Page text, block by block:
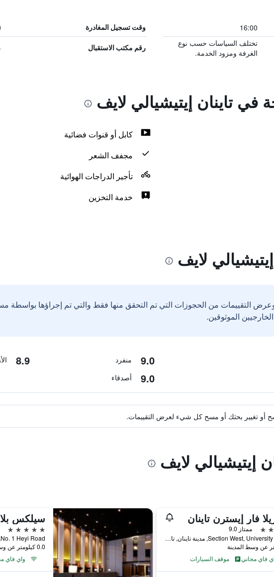
16:00 وقت تسجيل المغادرة
تختلف السياسات حسب نوع
الغرفة ومزود الخدمة.
رقم مكتب الاستقبال 645
في تاينان إيتيشيالي لايف
كابل أو قنوات فضائية
مجفف الشعر
تأجير الدراجات الهوائية
خدمة التخزين
لايف
التقييمات من الحجوزات التي تم التحقق منها فقط والتي تم إجراؤها بواسطة
9.0 منفرد 8.9
9.0 أصدقاء
أو تغيير بحثك أو مسح كل شيء لعرض التقييمات.
إيتيشيالي لايف
فار إيسترن تاينان
ممتاز 9.0
89 Section West, University Road, مدينة تاينان, تايوان
فاي مجاني
موقف السيارات
سيلكس
5 نجوم
No. 1 Heyi Road, مدينة تاينان, تايوان
0.0 كيلومتر عن وسط المدينة
واي فاي